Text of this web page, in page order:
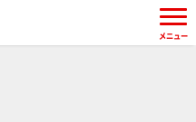
メニュー